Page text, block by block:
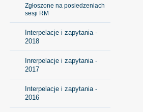
Zgłoszone na posiedzeniach
sesji RM
Interpelacje i zapytania -
2018
Inrerpelacje i zapytania -
2017
Interpelacje i zapytania -
2016